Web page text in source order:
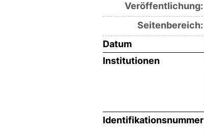
Veröffentlichung:
Seitenbereich:
Datum
Institutionen
Identifikationsnummer